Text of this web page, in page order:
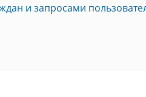
и запросами